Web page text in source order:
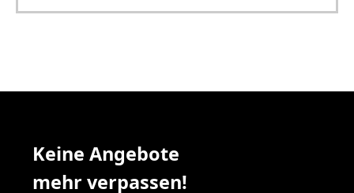
Keine Angebote
mehr verpassen!